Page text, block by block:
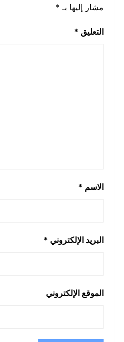
مشار إليها بـ *
التعليق *
الاسم *
البريد الإلكتروني *
الموقع الإلكتروني